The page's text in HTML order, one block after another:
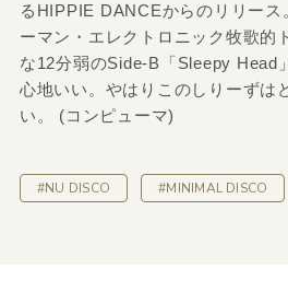
るHIPPIE DANCEからのリリース
ーマン・エレクトロニック牧歌的
な12分弱のSide-B「Sleepy Head
心地いい。やはりこのしりーずは
い。 (コンピューマ)
#NU DISCO #MINIMAL DISCO